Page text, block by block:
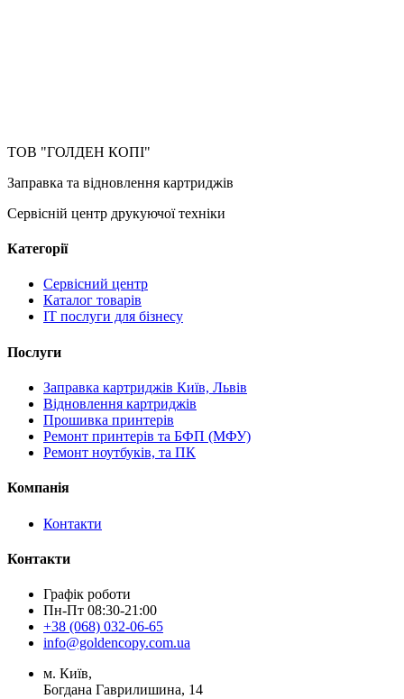
ТОВ "ГОЛДЕН КОПІ"
Заправка та відновлення картриджів
Сервісній центр друкуючої техніки
Категорії
Сервісний центр
Каталог товарів
IT послуги для бізнесу
Послуги
Заправка картриджів Київ, Львів
Відновлення картриджів
Прошивка принтерів
Ремонт принтерів та БФП (МФУ)
Ремонт ноутбуків, та ПК
Компанія
Контакти
Контакти
Графік роботи
Пн-Пт 08:30-21:00
+38 (068) 032-06-65
info@goldencopy.com.ua
м. Київ,
Богдана Гаврилишина, 14